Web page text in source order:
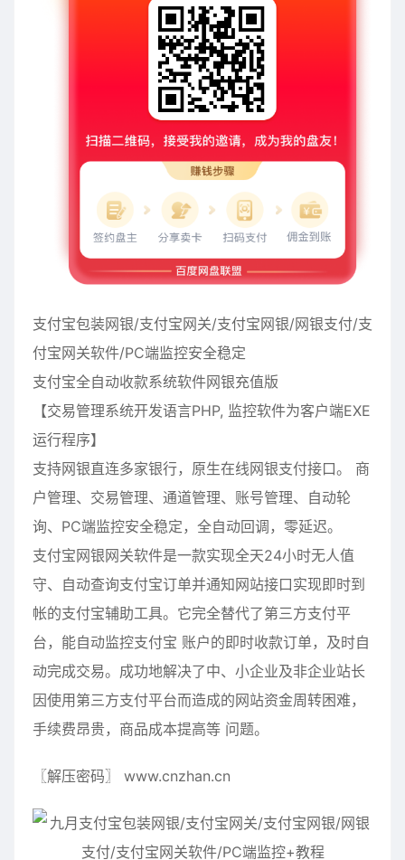
支付宝包装网银/支付宝网关/支付宝网银/网银支付/支
付宝网关软件/PC端监控安全稳定
支付宝全自动收款系统软件网银充值版
【交易管理系统开发语言PHP, 监控软件为客户端EXE
运行程序】
支持网银直连多家银行，原生在线网银支付接口。 商
户管理、交易管理、通道管理、 账号管理、自动轮
询、PC端监控安全稳定，全自动回调，零延迟。
支付宝网银网关软件是一款实现全天24小时无人值
守、自动查询支付宝订单并通知网站接口实现即时到
帐的支付宝辅助工具。它完全替代了第三方支付平
台，能自动监控支付宝 账户的即时收款订单，及时自
动完成交易。成功地解决了中、小企业及非企业站长
因使用第三方支付平台而造成的网站资金周转困难，
手续费昂贵，商品成本提高等 问题。
〖解压密码〗 www.cnzhan.cn